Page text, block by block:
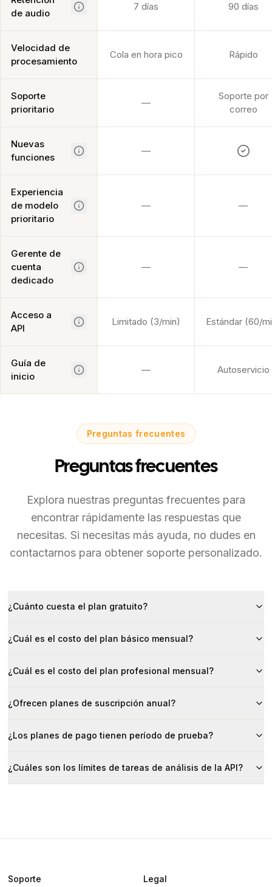
de audio
7 días 90 días
Velocidad de
procesamiento
Cola en hora pico Rápido
Soporte
prioritario
—
Soporte por
correo
Nuevas
funciones
—
Experiencia
de modelo
prioritario
— —
Gerente de
cuenta
dedicado
— —
Acceso a
API
Limitado (3/min) Estándar (60/
Guía de
inicio
— Autoservicio
Preguntas frecuentes
Preguntas frecuentes
Explora nuestras preguntas frecuentes para
encontrar rápidamente las respuestas que
necesitas. Si necesitas más ayuda, no dudes en
contactarnos para obtener soporte personalizado.
¿Cuánto cuesta el plan gratuito?
¿Cuál es el costo del plan básico mensual?
¿Cuál es el costo del plan profesional mensual?
¿Ofrecen planes de suscripción anual?
¿Los planes de pago tienen período de prueba?
¿Cuáles son los límites de tareas de análisis de la API?
Soporte Legal